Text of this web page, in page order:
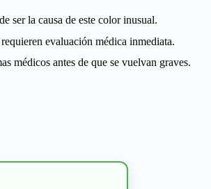
ser la causa de este color inusual.
evaluación médica inmediata.
médicos antes de que se vuelvan graves.